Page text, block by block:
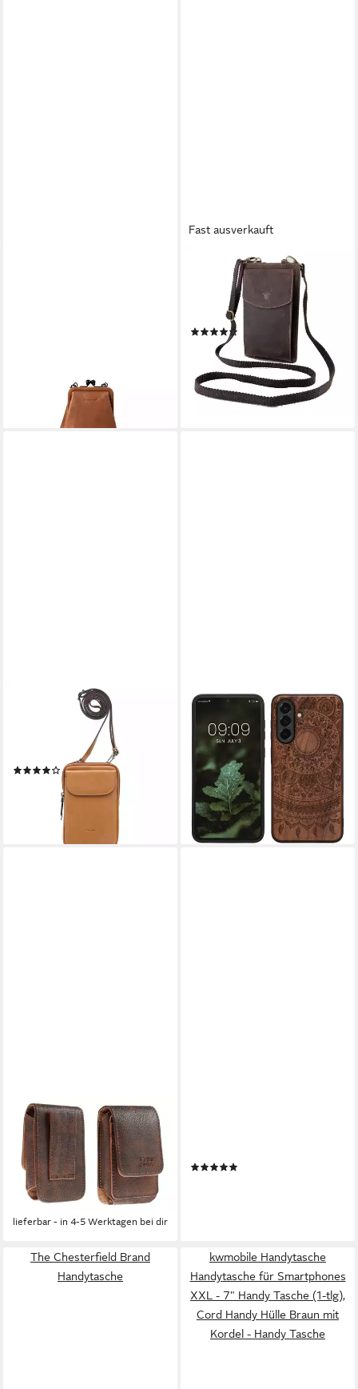
Fast ausverkauft
Handytasche >2616<
Umhängetasche & Geldbörse
Crossbody, Büffelleder
(4)
49,95 € UVP
lieferbar - in 5-6 Werktagen bei dir
Handytasche PICARD
Handytasche Noel aus
(1)
lieferbar - in 3-4 Werktagen bei dir
KWMOBILE
Handytasche Hülle für
Samsung Galaxy A56 5G (1-
tlg), Handyhülle TPU Cover
Bumper Case
10,99 €
lieferbar - in 4-5 Werktagen bei dir
CASEROXX
Handytasche Handytasche mit
Gürtelschlaufe für Freestyle
Libre 1 / 2 / 3 / 14 Day
(Einzelartikel, 1-tlg., Outdoor
18,99 €
lieferbar - in 4-5 Werktagen bei dir
The Chesterfield Brand
Handytasche
kwmobile Handytasche
Handytasche für Smartphones
XXL - 7" Handy Tasche (1-tlg),
Cord Handy Hülle Braun mit
Kordel - Handy Tasche